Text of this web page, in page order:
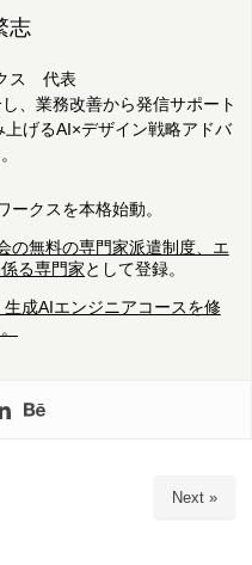
志
ス 代表
、業務改善から発信サポート
げるAI×デザイン戦略アドバ
ークスを本格始動。
の無料の専門家派遣制度、エ
る専門家として登録。
成AIエンジニアコースを修
Next »